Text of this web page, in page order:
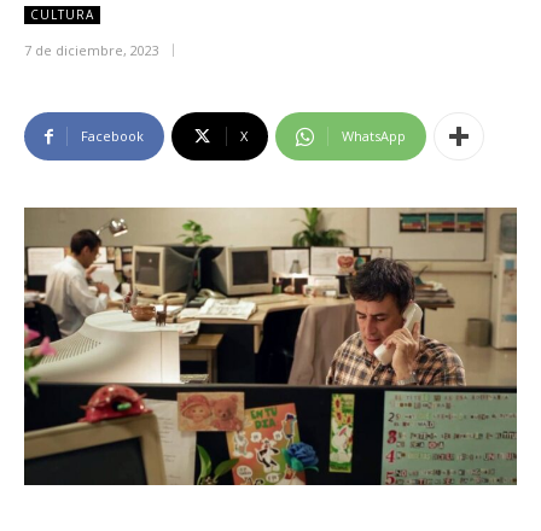
CULTURA
7 de diciembre, 2023
Facebook X WhatsApp